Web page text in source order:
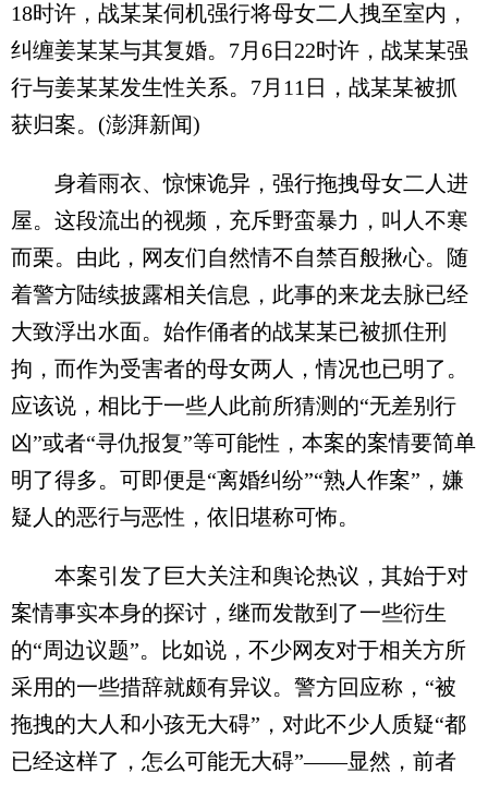
18时许，战某某伺机强行将母女二人拽至室内，
纠缠姜某某与其复婚。7月6日22时许，战某某强
行与姜某某发生性关系。7月11日，战某某被抓
获归案。(澎湃新闻)
身着雨衣、惊悚诡异，强行拖拽母女二人进
屋。这段流出的视频，充斥野蛮暴力，叫人不寒
而栗。由此，网友们自然情不自禁百般揪心。随
着警方陆续披露相关信息，此事的来龙去脉已经
大致浮出水面。始作俑者的战某某已被抓住刑
拘，而作为受害者的母女两人，情况也已明了。
应该说，相比于一些人此前所猜测的“无差别行
凶”或者“寻仇报复”等可能性，本案的案情要简单
明了得多。可即便是“离婚纠纷”“熟人作案”，嫌
疑人的恶行与恶性，依旧堪称可怖。
本案引发了巨大关注和舆论热议，其始于对
案情事实本身的探讨，继而发散到了一些衍生
的“周边议题”。比如说，不少网友对于相关方所
采用的一些措辞就颇有异议。警方回应称，“被
拖拽的大人和小孩无大碍”，对此不少人质疑“都
已经这样了，怎么可能无大碍”——显然，前者